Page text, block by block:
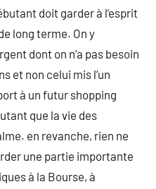
doit garder à l’esprit
long terme. On y
dont on n’a pas besoin
et non celui mis l’un
à un futur shopping
que la vie des
en revanche, rien ne
une partie importante
à la Bourse, à